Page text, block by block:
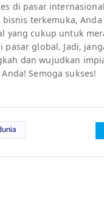
di pasar
terkemuka, Anda
yang cukup untuk
pasar global. Jadi,
dan wujudkan
Semoga sukses!